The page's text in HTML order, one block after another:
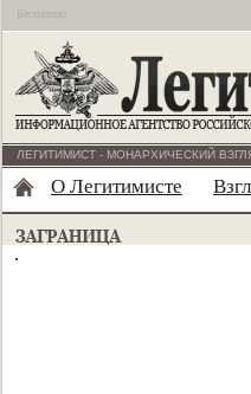
Бесплатно
ЛЕГИТИМИСТ - МОНАРХИЧЕСКИЙ
О Легитимисте